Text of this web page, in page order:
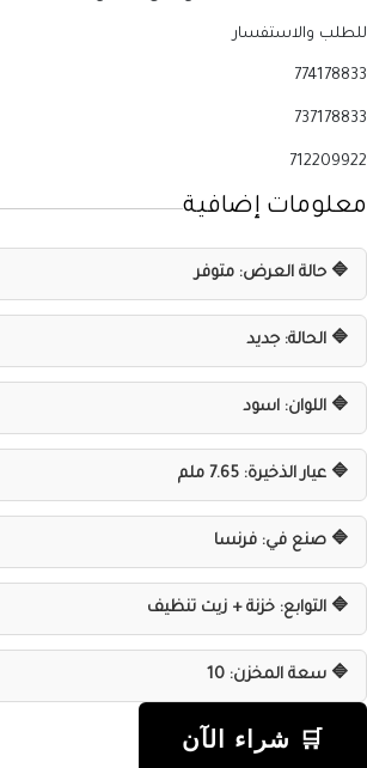
للطلب والاستفسار
774178833
737178833
712209922
معلومات إضافية
🔷 حالة العرض: متوفر
🔷 الحالة: جديد
🔷 اللوان: اسود
🔷 عيار الذخيرة: 7.65 ملم
🔷 صنع في: فرنسا
🔷 التوابع: خزنة + زيت تنظيف
🔷 سعة المخزن: 10
🛒 شراء الآن